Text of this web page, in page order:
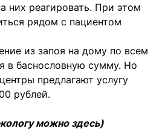
них реагировать. При этом
рядом с пациентом
из запоя на дому по всем
в баснословную сумму. Но
предлагают услугу
рублей.
можно здесь)